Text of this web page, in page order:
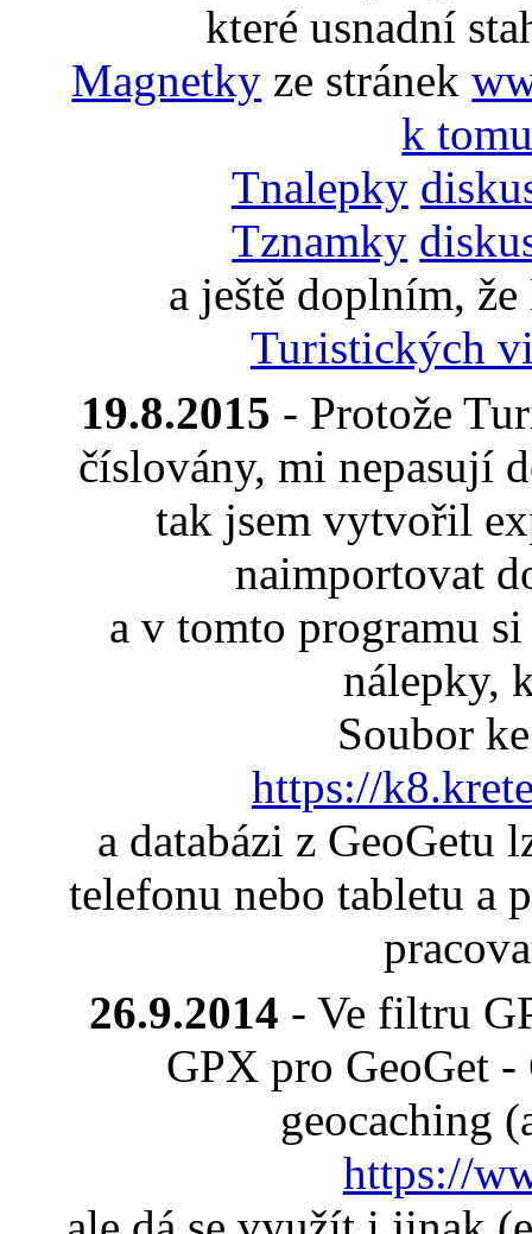
které usnadní
Magnetky ze stránek
k
Tnalepky
Tznamky
a ještě doplním,
Turistických
19.8.2015 - Protože
číslovány, mi nepasují
tak jsem vytvořil
naimportovat
a v tomto programu si
nálepky,
Soubor
https://
a databázi z GeoGetu
telefonu nebo tabletu a
26.9.2014 - Ve filtru
GPX pro GeoGet
geocaching
https://